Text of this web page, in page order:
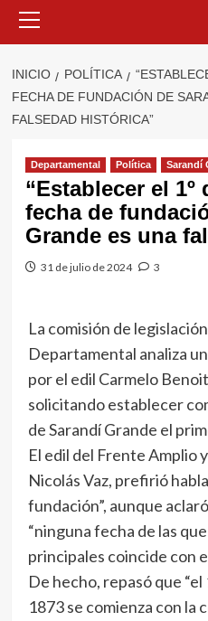
primario
INICIO POLÍTICA
FECHA DE FUNDACIÓN DE
FALSEDAD HISTÓRICA”
Departamental Política Sarandí
“Establecer el
fecha de
Grande es una
31 de julio de 2024 3
La comisión de
Departamental analiza
por el edil Carmelo
solicitando establecer
de Sarandí Grande el
El edil del Frente Amplio
Nicolás Vaz, prefirió
fundación”, aunque
“ninguna fecha de las
principales coincide con
De hecho, repasó que
1873 se comienza con la